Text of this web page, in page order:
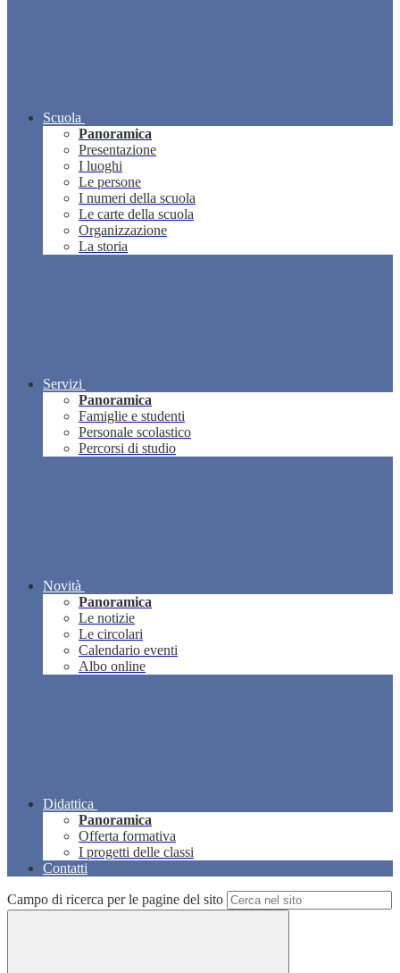
Scuola
Panoramica
Presentazione
I luoghi
Le persone
I numeri della scuola
Le carte della scuola
Organizzazione
La storia
Servizi
Panoramica
Famiglie e studenti
Personale scolastico
Percorsi di studio
Novità
Panoramica
Le notizie
Le circolari
Calendario eventi
Albo online
Didattica
Panoramica
Offerta formativa
I progetti delle classi
Contatti
Campo di ricerca per le pagine del sito